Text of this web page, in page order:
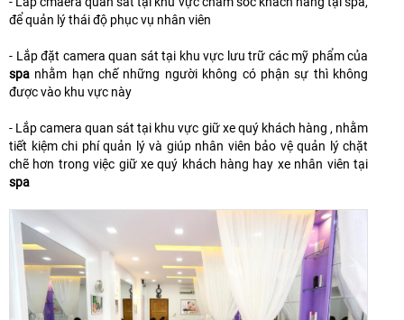
để quản lý thái độ phục vụ nhân viên
- Lắp đặt camera quan sát tại khu vực lưu trữ các mỹ phẩm của
spa nhằm hạn chế những người không có phận sự thì không
được vào khu vực này
- Lắp camera quan sát tại khu vực giữ xe quý khách hàng , nhằm
tiết kiệm chi phí quản lý và giúp nhân viên bảo vệ quản lý chặt
chẽ hơn trong việc giữ xe quý khách hàng hay xe nhân viên tại
spa